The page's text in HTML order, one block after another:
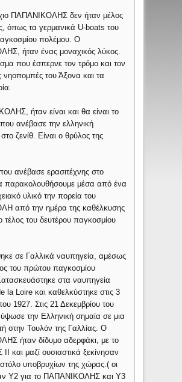
ΠΑΠΑΝΙΚΟΛΗΣ δεν ήταν μέλος
όπως τα γερμανικά U-boats του
πολέμου. Ο
ήταν ένας μοναχικός λύκος.
που έσπερνε τον τρόμο και τον
νηοπομπές του Άξονα και τα
ήταν είναι και θα είναι το
ανέβασε την ελληνική
ζενίθ. Είναι ο θρύλος της
ανέβασε ερασιτέχνης στο
παρακολουθήσουμε μέσα από ένα
υλικό την πορεία του
από την ημέρα της καθέλκυσης
τέλος του δευτέρου παγκοσμίου
σε Γαλλικά ναυπηγεία, αμέσως
του πρώτου παγκοσμίου
στα ναυπηγεία
la Loire και καθελκύστηκε στις 3
1927. Στις 21 Δεκεμβρίου του
ύψωσε την Ελληνική σημαία σε μια
στην Τουλόν της Γαλλίας. Ο
ήταν δίδυμο αδερφάκι, με το
και μαζί ουσιαστικά ξεκίνησαν
υποβρυχίων της χώρας.( οι
Υ2 για το ΠΑΠΑΝΙΚΟΛΗΣ και Υ3